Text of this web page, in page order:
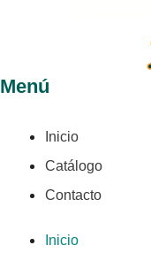
Menú
Inicio
Catálogo
Contacto
Inicio